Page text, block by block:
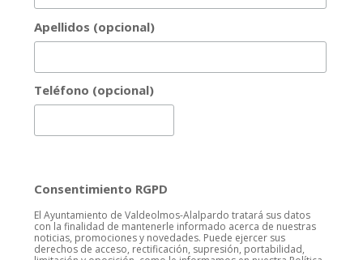
Apellidos (opcional)
Teléfono (opcional)
Consentimiento RGPD
El Ayuntamiento de Valdeolmos-Alalpardo tratará sus datos
con la finalidad de mantenerle informado acerca de nuestras
noticias, promociones y novedades. Puede ejercer sus
derechos de acceso, rectificación, supresión, portabilidad,